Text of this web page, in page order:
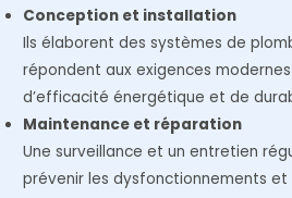
Conception et installation
Ils élaborent des systèmes de
répondent aux exigences
d’efficacité énergétique et de
Maintenance et réparation
Une surveillance et un entretien
prévenir les dysfonctionnements et